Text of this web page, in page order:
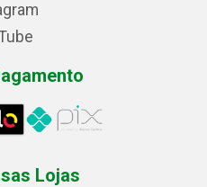
Lojas